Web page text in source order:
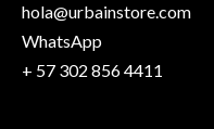
hola@urbainstore.com
WhatsApp
+ 57 302 856 4411